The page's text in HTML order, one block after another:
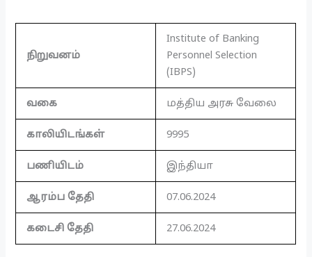
நிறுவனம்
Institute of Banking
Personnel Selection
(IBPS)
வகை மத்திய அரசு வேலை
காலியிடங்கள் 9995
பணியிடம் இந்தியா
ஆரம்ப தேதி 07.06.2024
கடைசி தேதி 27.06.2024